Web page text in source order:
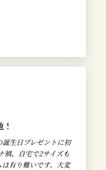
生日プレゼントに初
禍、自宅で2サイズも
有り難いです。大変